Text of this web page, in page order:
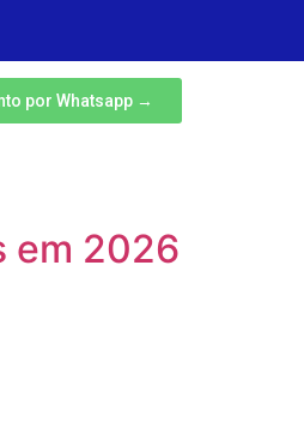
por Whatsapp →
em 2026